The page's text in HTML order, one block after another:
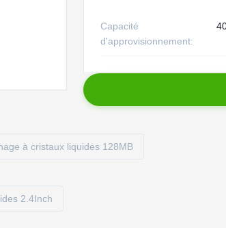
Capacité
d'approvisionnement:
à cristaux liquides 128MB
2.4Inch